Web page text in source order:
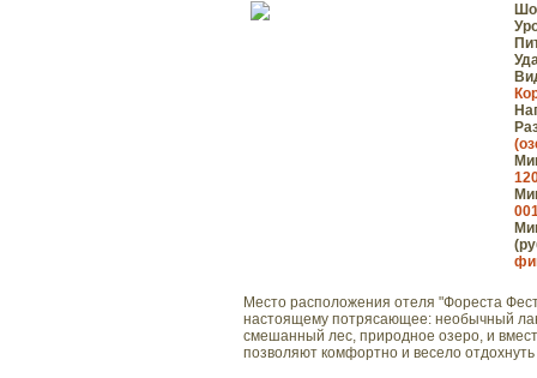
Место расположения отеля "Фореста
настоящему потрясающее: необычный
смешанный лес, природное озеро, и
позволяют комфортно и весело отдохнуть